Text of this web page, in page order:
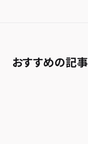
おすすめの記事